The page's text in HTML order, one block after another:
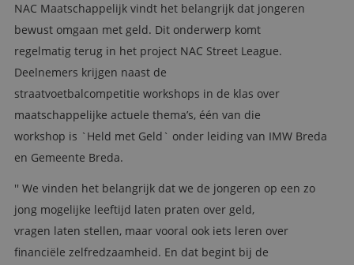
NAC Maatschappelijk vindt het belangrijk dat jongeren
bewust omgaan met geld. Dit onderwerp komt
regelmatig terug in het project NAC Street League.
Deelnemers krijgen naast de
straatvoetbalcompetitie workshops in de klas over
maatschappelijke actuele thema’s, één van die
workshop is `Held met Geld` onder leiding van IMW Breda
en Gemeente Breda.
'' We vinden het belangrijk dat we de jongeren op een zo
jong mogelijke leeftijd laten praten over geld,
vragen laten stellen, maar vooral ook iets leren over
financiële zelfredzaamheid. En dat begint bij de